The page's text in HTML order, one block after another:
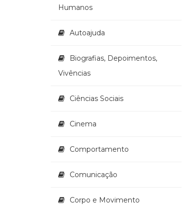
Humanos
Autoajuda
Biografias, Depoimentos,
Vivências
Ciências Sociais
Cinema
Comportamento
Comunicação
Corpo e Movimento